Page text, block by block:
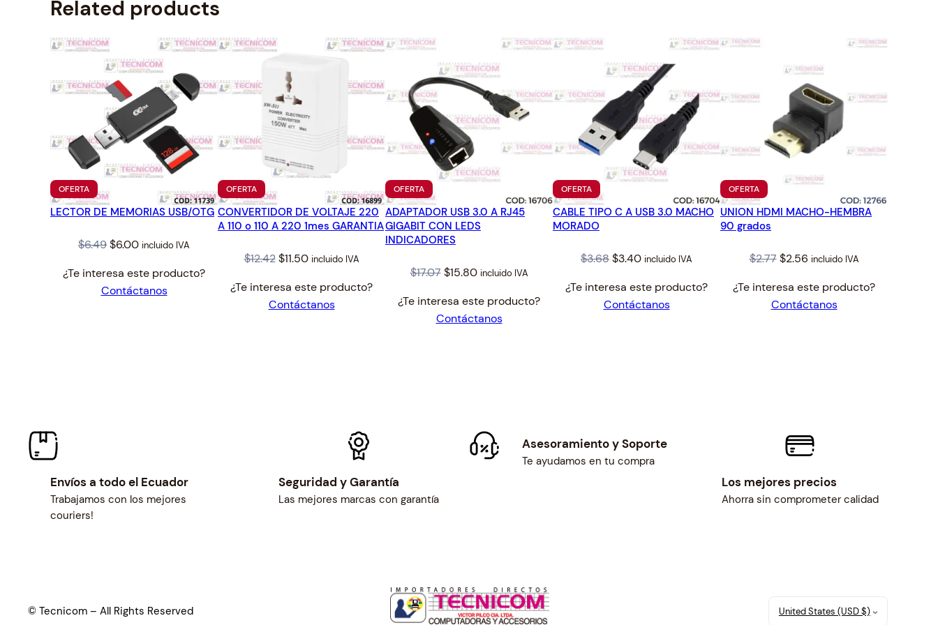
1
2
V
2
A
(
5
.
×
2
.
)
O
N
c
d
a
Related products
OFERTAPRODUCTO
EN
OFERTA
LECTOR DE MEMORIAS USB/OTG
$6.49Original
was:
$6.49.
$6.00Current
is:
$6.00.
incluido IVA
¿Te interesa este producto?
Contáctanos
OFERTAPRODUCTO
EN
OFERTA
CONVERTIDOR DE VOLTAJE 220
A 110 o 110 A 220 1mes GARANTIA
$12.42 Original
was:
$12.42.
$11.50Current
is:
$11.50.
incluido IVA
¿Te interesa este producto?
Contáctanos
OFERTAPRODUCTO
EN
OFERTA
ADAPTADOR USB 3.0 A RJ45
GIGABIT CON LEDS
INDICADORES
$17.07 Original
was:
$17.07.
$15.80Current
is:
$15.80.
incluido IVA
¿Te interesa este producto?
Contáctanos
OFERTAPRODUCTO
EN
OFERTA
CABLE TIPO C A USB 3.0 MACHO
MORADO
$3.68Original
was:
$3.68.
$3.40Current
is:
$3.40.
incluido IVA
¿Te interesa este producto?
Contáctanos
OFERTAPRODUCTO
EN
OFERTA
UNION HDMI MACHO-HEMBRA
90 grados
$2.77 Original
was:
$2.77.
$2.56Current
is:
$2.56.
incluido IVA
¿Te interesa este producto?
Contáctanos
Envíos a todo el Ecuador
Trabajamos con los mejores
couriers!
Seguridad y Garantía
Las mejores marcas con garantía
Asesoramiento y Soporte
Te ayudamos en tu compra
Los mejores precios
Ahorra sin comprometer calidad
© Tecnicom – All Rights Reserved United States (USD $)